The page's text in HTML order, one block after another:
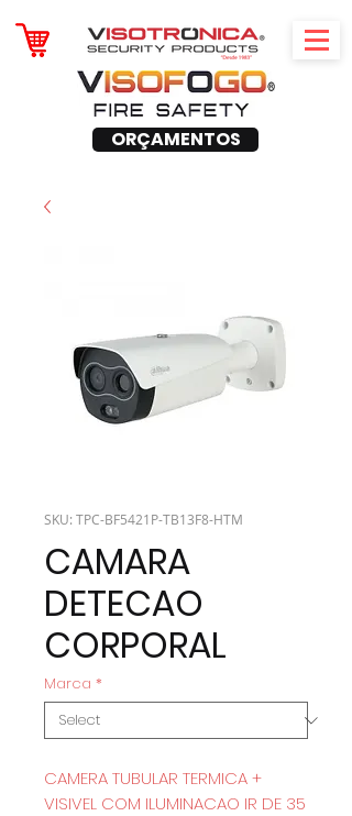
ORÇAMENTOS
SKU: TPC-BF5421P-TB13F8-HTM
CAMARA
DETECAO
CORPORAL
Marca *
CAMERA TUBULAR TERMICA +
VISIVEL COM ILUMINACAO IR DE 35